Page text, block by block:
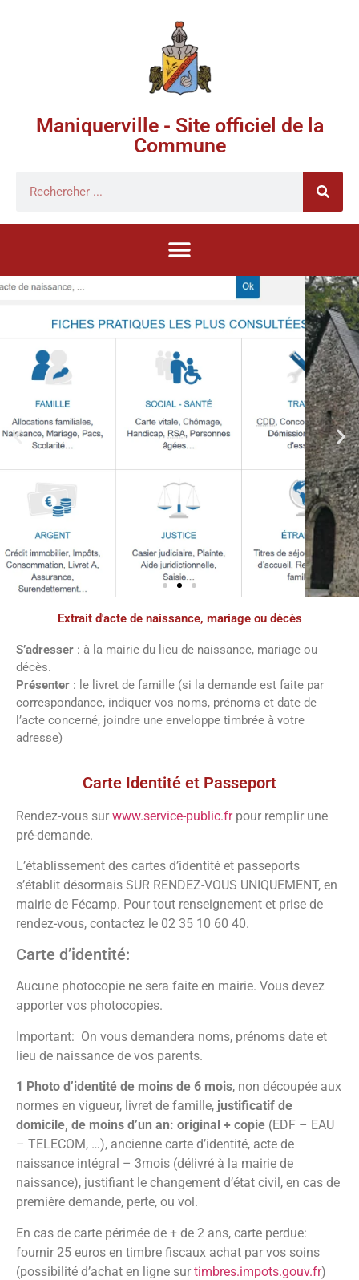
Maniquerville - Site officiel de la
Commune
Démarches
administratives
Faîtes vos démarches en ligne sur notre
site en cliquant sur le bouton ci-dessous
Extrait d'acte de naissance, mariage ou décès
S’adresser : à la mairie du lieu de naissance, mariage ou
décès.
Présenter : le livret de famille (si la demande est faite par
correspondance, indiquer vos noms, prénoms et date de
l’acte concerné, joindre une enveloppe timbrée à votre
adresse)
Carte Identité et Passeport
Rendez-vous sur www.service-public.frpour remplir une
pré-demande.
L’établissement des cartes d’identité et passeports
s’établit désormais SUR RENDEZ-VOUS UNIQUEMENT, en
mairie de Fécamp. Pour tout renseignement et prise de
rendez-vous, contactez le 02 35 10 60 40.
Carte d’identité:
Aucune photocopie ne sera faite en mairie. Vous devez
apporter vos photocopies.
Important: On vous demandera noms, prénoms date et
lieu de naissance de vos parents.
1 Photo d’identité de moins de 6 mois, non découpée aux
normes en vigueur, livret de famille, justificatif de
domicile, de moins d’un an: original + copie (EDF – EAU
– TELECOM, …), ancienne carte d’identité, acte de
naissance intégral – 3mois (délivré à la mairie de
naissance), justifiant le changement d’état civil, en cas de
première demande, perte, ou vol.
En cas de carte périmée de + de 2 ans, carte perdue:
fournir 25 euros en timbre fiscaux achat par vos soins
(possibilité d’achat en ligne sur timbres.impots.gouv.fr)